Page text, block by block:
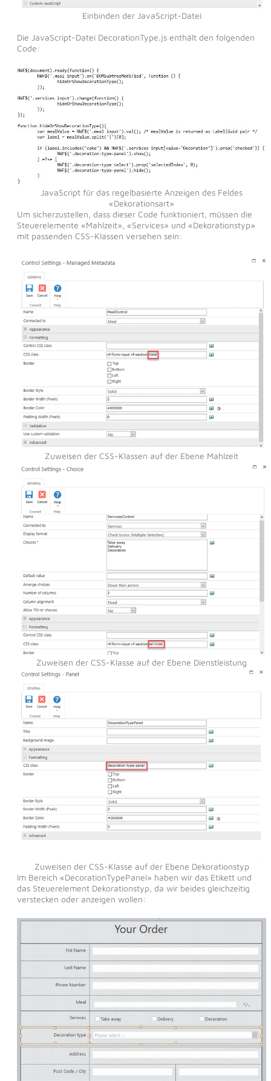
Einbinden der JavaScript-Datei
Die JavaScript-Datei DecorationType.js enthält den folgenden
Code:
JavaScript für das regelbasierte Anzeigen des Feldes
«Dekorationsart»
Um sicherzustellen, dass dieser Code funktioniert, müssen die
Steuerelemente «Mahlzeit», «Services» und «Dekorationstyp»
mit passenden CSS-Klassen versehen sein:
Zuweisen der CSS-Klassen auf der Ebene Mahlzeit
Zuweisen der CSS-Klasse auf der Ebene Dienstleistung
Zuweisen der CSS-Klasse auf der Ebene Dekorationstyp
Im Bereich «DecorationTypePanel» haben wir das Etikett und
das Steuerelement Dekorationstyp, da wir beides gleichzeitig
verstecken oder anzeigen wollen: